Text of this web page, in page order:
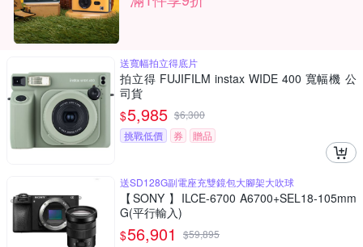
送寬幅拍立得底片
拍立得 FUJIFILM instax WIDE 400 寬幅機 公
司貨
$5,985 $6,300
挑戰低價
券 贈品
送SD128G副電座充雙鏡包大腳架大吹球
【SONY 】ILCE-6700 A6700+SEL18-105mm
G(平行輸入)
$56,901 $59,895